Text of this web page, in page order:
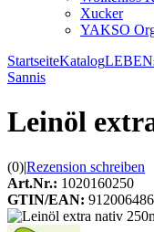
Xucker
YAKSO
StartseiteKatalog
Sannis
Leinöl
(0)|Rezension schreiben
Art.Nr.: 1020160250
GTIN/EAN: